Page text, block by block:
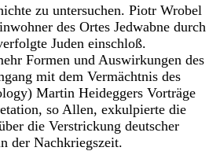
zu untersuchen. Piotr Wrobel
des Ortes Jedwabne durch
Juden einschloß.
Formen und Auswirkungen des
mit dem Vermächtnis des
Martin Heideggers Vorträge
so Allen, exkulpierte die
die Verstrickung deutscher
der Nachkriegszeit.